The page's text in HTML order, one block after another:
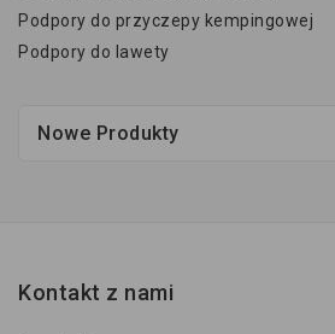
Podpory do przyczepy kempingowej
Podpory do lawety
Nowe Produkty
Kontakt z nami